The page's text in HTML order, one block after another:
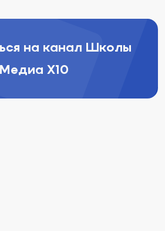
на канал Школы
Медиа Х10